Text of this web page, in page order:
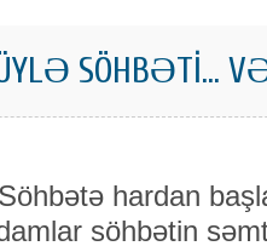
SÖHBƏTİ...
hardan
söhbətin